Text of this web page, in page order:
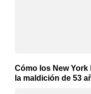
Cómo los New
la maldición de 53